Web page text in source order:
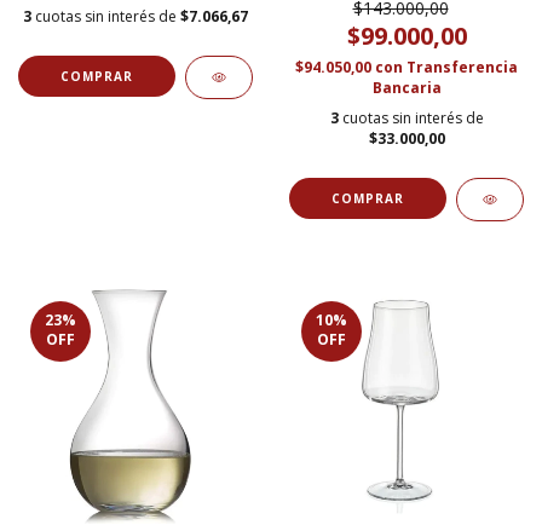
3 cuotas sin interés de $7.066,67
$143.000,00
$99.000,00
$94.050,00 con Transferencia
Bancaria
3 cuotas sin interés de
$33.000,00
23%
OFF
10%
OFF